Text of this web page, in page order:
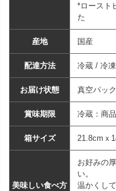
*ロースト
た
産地 国産
配達方法 冷蔵 / 冷凍
お届け状態 真空パック
賞味期限 冷蔵：商
箱サイズ 21.8cmｘ
美味しい食べ方
お好みの
い。
温かくし